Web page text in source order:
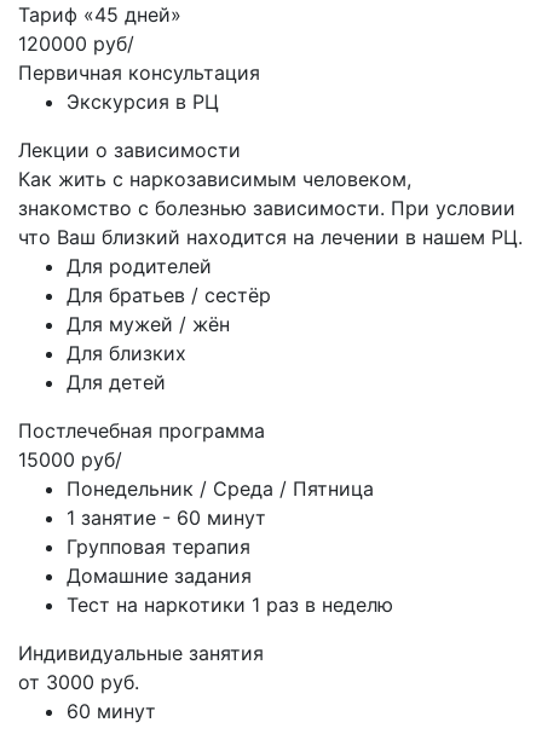
Тариф «45 дней»
120000 руб/
Первичная консультация
Экскурсия в РЦ
Лекции о зависимости
Как жить с наркозависимым человеком,
знакомство с болезнью зависимости. При условии
что Ваш близкий находится на лечении в нашем РЦ.
Для родителей
Для братьев / сестёр
Для мужей / жён
Для близких
Для детей
Постлечебная программа
15000 руб/
Понедельник / Среда / Пятница
1 занятие - 60 минут
Групповая терапия
Домашние задания
Тест на наркотики 1 раз в неделю
Индивидуальные занятия
от 3000 руб.
60 минут